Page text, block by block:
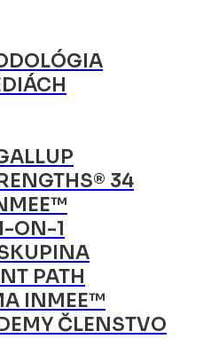
34
ON-1
PATH
INMEE™
ČLENSTVO